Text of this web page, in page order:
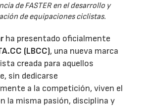
de FASTER en el desarrollo y
de equipaciones ciclistas.
ha presentado oficialmente
(LBCC), una nueva marca
creada para aquellos
sin dedicarse
a la competición, viven el
la misma pasión, disciplina y